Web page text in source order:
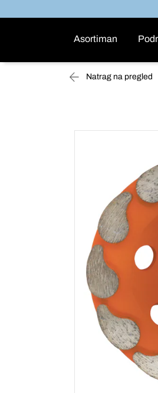
Asortiman
Natrag na pregled